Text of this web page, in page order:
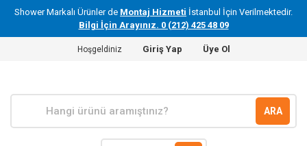
Shower Markalı Ürünler de Montaj Hizmeti İstanbul İçin Verilmektedir.
Bilgi İçin Arayınız. 0 (212) 425 48 09
Hoşgeldiniz Giriş Yap Üye Ol
ARA